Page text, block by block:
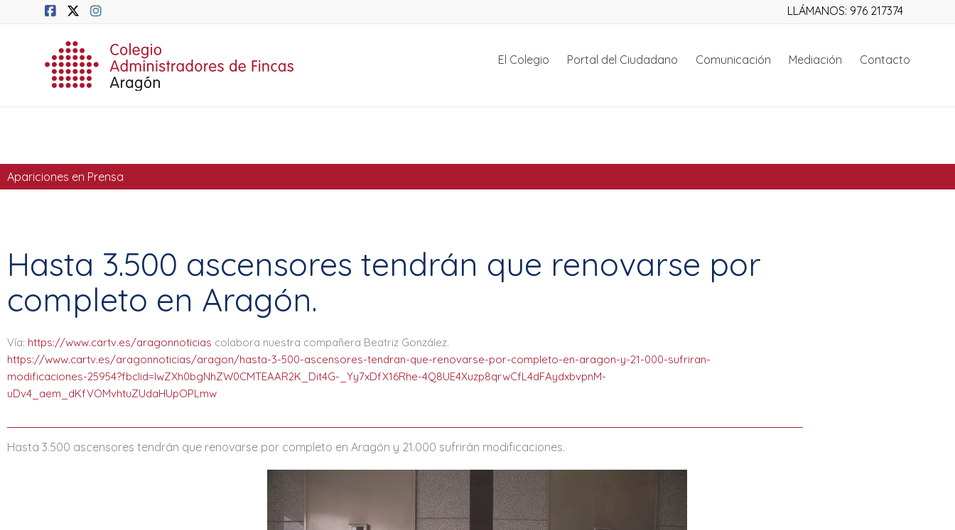
LLÁMANOS: 976 217374
El Colegio Portal del Ciudadano Comunicación Mediación Contacto
Apariciones en Prensa
Hasta 3.500 ascensores tendrán que renovarse por
completo en Aragón.
Vía: https://www.cartv.es/aragonnoticias colabora nuestra compañera Beatriz González.
https://www.cartv.es/aragonnoticias/aragon/hasta-3-500-ascensores-tendran-que-renovarse-por-completo-en-aragon-y-21-000-sufriran-
modificaciones-25954?fbclid=IwZXh0bgNhZW0CMTEAAR2K_Dit4G-_Yy7xDfX16Rhe-4Q8UE4Xuzp8qrwCfL4dFAydxbvpnM-
uDv4_aem_dKfVOMvhtuZUdaHUpOPLmw
Hasta 3.500 ascensores tendrán que renovarse por completo en Aragón y 21.000 sufrirán modificaciones.